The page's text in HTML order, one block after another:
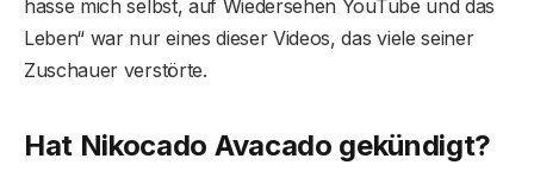
hasse mich selbst, auf Wiedersehen YouTube und das
Leben“ war nur eines dieser Videos, das viele seiner
Zuschauer verstörte.
Hat Nikocado Avacado gekündigt?